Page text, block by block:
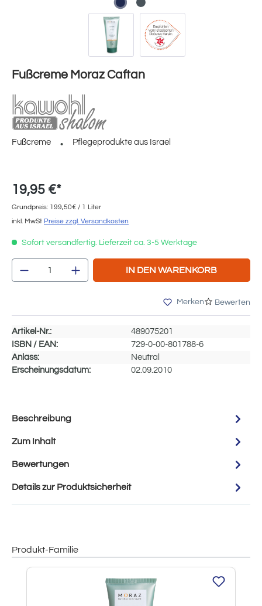
Fußcreme Moraz Caftan
Fußcreme Pflegeprodukte aus Israel
19,95 €*
Grundpreis: 199,50€ / 1 Liter
inkl. MwSt Preise zzgl. Versandkosten
Sofort versandfertig. Lieferzeit ca. 3-5 Werktage
Produkt Anzahl: Gib den gewünschten
IN DEN WARENKORB
Merken Bewerten
Artikel-Nr.:
489075201
ISBN / EAN:
729-0-00-801788-6
Anlass:
Neutral
Erscheinungsdatum:
02.09.2010
Beschreibung
Zum Inhalt
Bewertungen
Details zur Produktsicherheit
Produkt-Familie
Produktgalerie überspringen